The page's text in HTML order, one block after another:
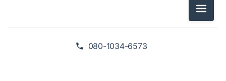
080-1034-6573
メニュ